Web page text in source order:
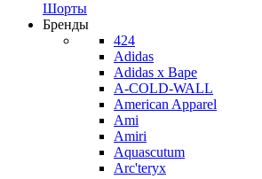
Шорты
Бренды
424
Adidas
Adidas x Bape
A-COLD-WALL
American Apparel
Ami
Amiri
Aquascutum
Arc'teryx